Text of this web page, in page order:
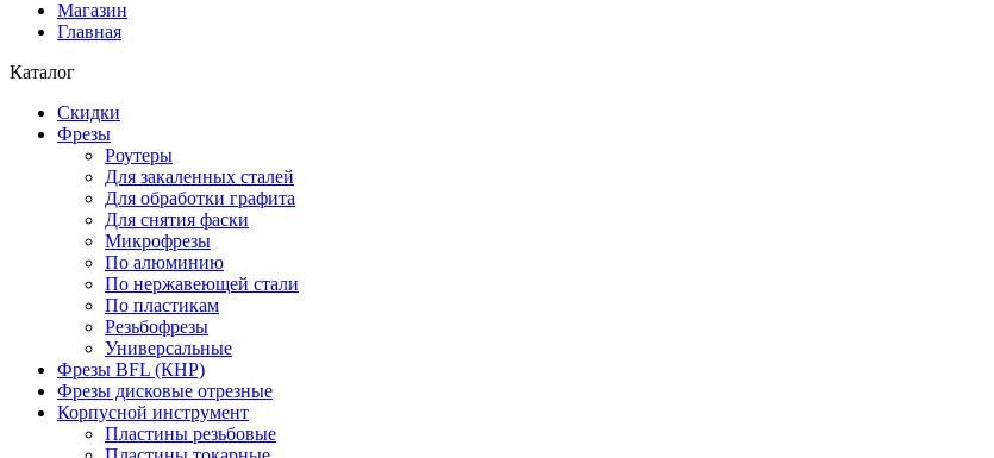
Магазин
Главная
Каталог
Скидки
Фрезы
Роутеры
Для закаленных сталей
Для обработки графита
Для снятия фаски
Микрофрезы
По алюминию
По нержавеющей стали
По пластикам
Резьбофрезы
Универсальные
Фрезы BFL (КНР)
Фрезы дисковые отрезные
Корпусной инструмент
Пластины резьбовые